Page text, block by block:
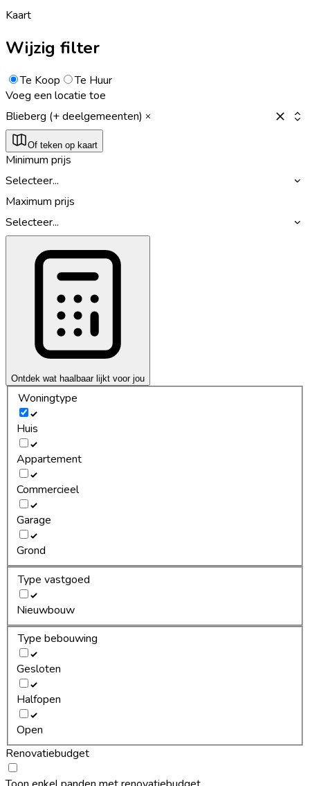
Kaart
Wijzig filter
Te Koop
Te Huur
Voeg een locatie toe
Blieberg (+ deelgemeenten)
Of teken op kaart
Minimum prijs
Selecteer...
Maximum prijs
Selecteer...
Ontdek wat haalbaar lijkt voor jou
Woningtype
Huis
Appartement
Commercieel
Garage
Grond
Type vastgoed
Nieuwbouw
Type bebouwing
Gesloten
Halfopen
Open
Renovatiebudget